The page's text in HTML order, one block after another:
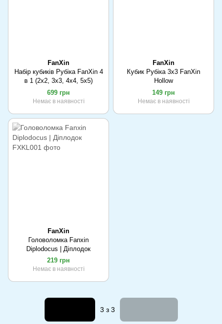
FanXin
Набір кубиків Рубіка FanXin 4
в 1 (2x2, 3x3, 4x4, 5x5)
699 грн
Немає в наявності
FanXin
Кубик Рубіка 3х3 FanXin
Hollow
149 грн
Немає в наявності
FanXin
Головоломка Fanxin
Diplodocus | Діплодок
219 грн
Немає в наявності
3 з 3